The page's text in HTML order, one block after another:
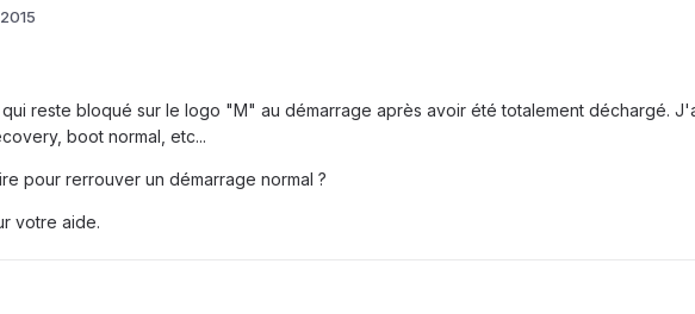
reste bloqué sur le logo "M" au démarrage après avoir été totalement déchargé.
boot normal, etc...
pour rerrouver un démarrage normal ?
votre aide.